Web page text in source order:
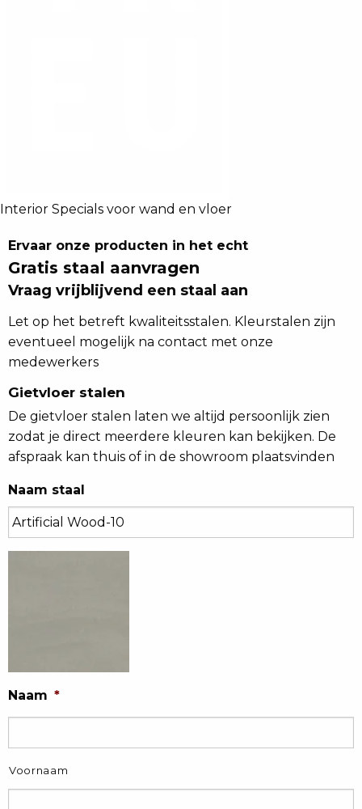
Interior Specials voor wand en vloer
Ervaar onze producten in het echt
Gratis staal aanvragen
Vraag vrijblijvend een staal aan
Let op het betreft kwaliteitsstalen. Kleurstalen zijn
eventueel mogelijk na contact met onze
medewerkers
Gietvloer stalen
De gietvloer stalen laten we altijd persoonlijk zien
zodat je direct meerdere kleuren kan bekijken. De
afspraak kan thuis of in de showroom plaatsvinden
Naam staal
Naam *
Voornaam